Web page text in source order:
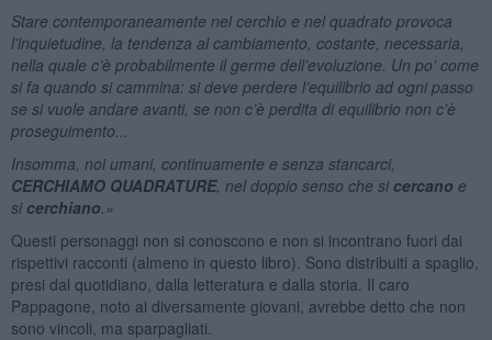
Stare contemporaneamente nel cerchio e nel quadrato provoca
l’inquietudine, la tendenza al cambiamento, costante, necessaria,
nella quale c’è probabilmente il germe dell’evoluzione. Un po’ come
si fa quando si cammina: si deve perdere l’equilibrio ad ogni passo
se si vuole andare avanti, se non c’è perdita di equilibrio non c’è
proseguimento...
Insomma, noi umani, continuamente e senza stancarci,
CERCHIAMO QUADRATURE, nel doppio senso che si cercano e
si cerchiano »
Questi personaggi non si conoscono e non si incontrano fuori dai
rispettivi racconti (almeno in questo libro). Sono distribuiti a spaglio,
presi dal quotidiano, dalla letteratura e dalla storia. Il caro
Pappagone, noto ai diversamente giovani, avrebbe detto che non
sono vincoli, ma sparpagliati.